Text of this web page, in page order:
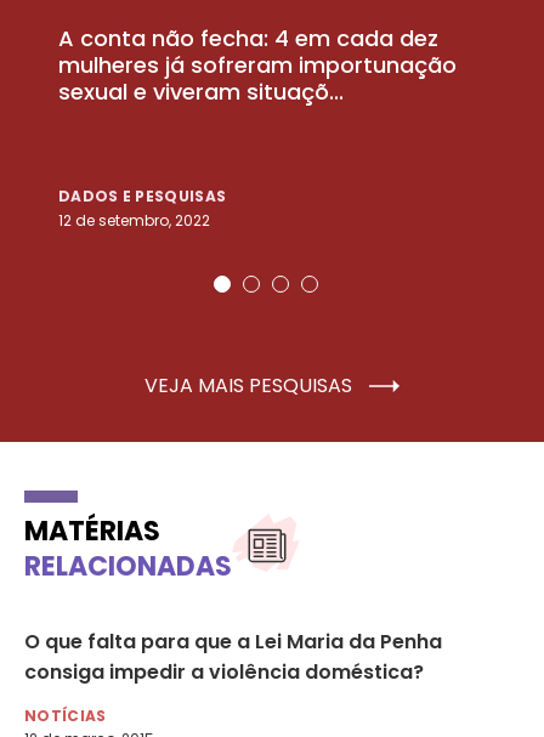
A conta não fecha: 4 em cada dez
mulheres já sofreram importunação
sexual e viveram situaçõ...
DADOS E PESQUISAS
12 de setembro, 2022
VEJA MAIS PESQUISAS
MATÉRIAS
RELACIONADAS
O que falta para que a Lei Maria da Penha
consiga impedir a ‪violência doméstica?
NOTÍCIAS